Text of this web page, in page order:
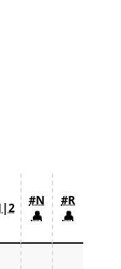
#N
👤
#R
👤